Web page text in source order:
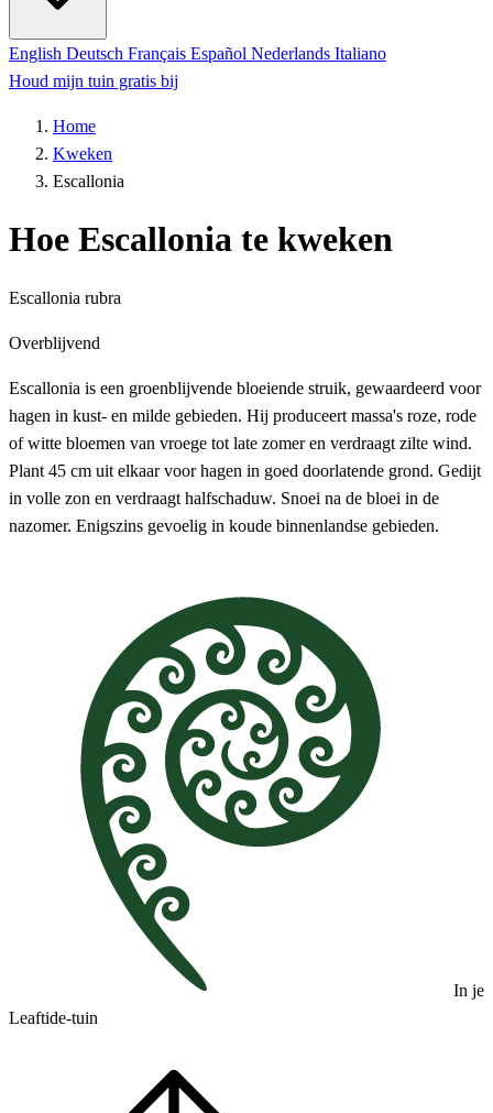
English Deutsch Français Español Nederlands Italiano
Houd mijn tuin gratis bij
Home
Kweken
Escallonia
Hoe Escallonia te kweken
Escallonia rubra
Overblijvend
Escallonia is een groenblijvende bloeiende struik, gewaardeerd voor
hagen in kust- en milde gebieden. Hij produceert massa's roze, rode
of witte bloemen van vroege tot late zomer en verdraagt zilte wind.
Plant 45 cm uit elkaar voor hagen in goed doorlatende grond. Gedijt
in volle zon en verdraagt halfschaduw. Snoei na de bloei in de
nazomer. Enigszins gevoelig in koude binnenlandse gebieden.
In je
Leaftide-tuin